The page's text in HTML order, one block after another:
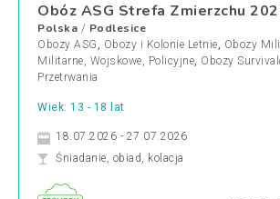
Obóz ASG Strefa Zmierzchu
Polska / Podlesice
Obozy ASG , Obozy i Kolonie Letnie, Obozy
Militarne, Wojskowe, Policyjne, Obozy
Przetrwania
Wiek: 13 - 18 lat
18.07.2026 - 27.07.2026
Śniadanie, obiad, kolacja